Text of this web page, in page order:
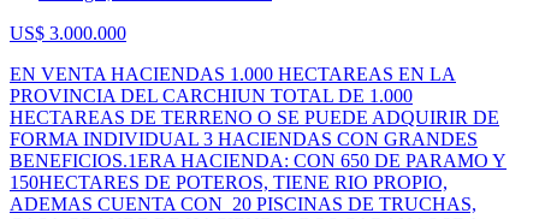
US$ 3.000.000
EN VENTA HACIENDAS 1.000 HECTAREAS EN LA
PROVINCIA DEL CARCHIUN TOTAL DE 1.000
HECTAREAS DE TERRENO O SE PUEDE ADQUIRIR DE
FORMA INDIVIDUAL 3 HACIENDAS CON GRANDES
BENEFICIOS.1ERA HACIENDA: CON 650 DE PARAMO Y
150HECTARES DE POTEROS, TIENE RIO PROPIO,
ADEMAS CUENTA CON 20 PISCINAS DE TRUCHAS,